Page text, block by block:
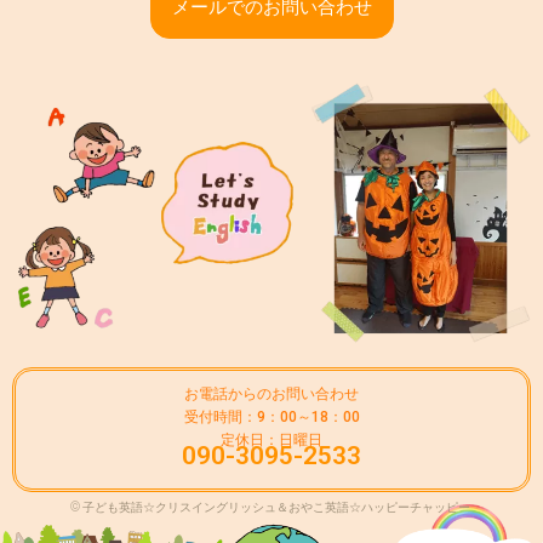
お電話からのお問い合わせ
受付時間：9：00～18：00
定休日：日曜日
090-3095-2533
メールでのお問い合わせ
© 子ども英語☆クリスイングリッシュ＆おやこ英語☆ハッピーチャッピー